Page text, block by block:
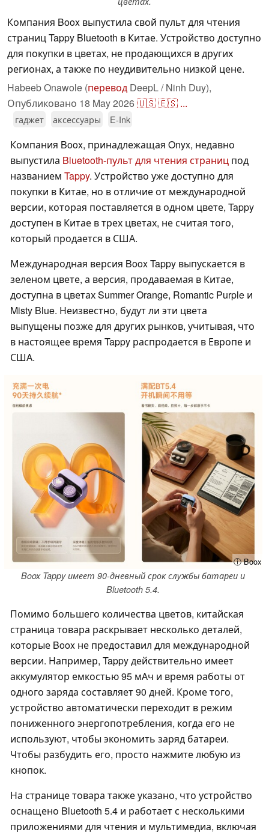
Компания Boox выпустила свой пульт для чтения
страниц Tappy Bluetooth в Китае. Устройство доступно
для покупки в цветах, не продающихся в других
регионах, а также по неудивительно низкой цене.
Habeeb Onawole (перевод DeepL / Ninh Duy),
Опубликовано 18 May 2026🇺🇸🇪🇸 ...
гаджет аксессуары E-Ink
Компания Boox, принадлежащая Onyx, недавно
выпустила Bluetooth-пульт для чтения страниц под
названием Tappy. Устройство уже доступно для
покупки в Китае, но в отличие от международной
версии, которая поставляется в одном цвете, Tappy
доступен в Китае в трех цветах, не считая того,
который продается в США.
Международная версия Boox Tappy выпускается в
зеленом цвете, а версия, продаваемая в Китае,
доступна в цветах Summer Orange, Romantic Purple и
Misty Blue. Неизвестно, будут ли эти цвета
выпущены позже для других рынков, учитывая, что
в настоящее время Tappy распродается в Европе и
США.
ⓘ Boox
Boox Tappy имеет 90-дневный срок службы батареи и
Bluetooth 5.4.
Помимо большего количества цветов, китайская
страница товара раскрывает несколько деталей,
которые Boox не предоставил для международной
версии. Например, Tappy действительно имеет
аккумулятор емкостью 95 мАч и время работы от
одного заряда составляет 90 дней. Кроме того,
устройство автоматически переходит в режим
пониженного энергопотребления, когда его не
используют, чтобы экономить заряд батареи.
Чтобы разбудить его, просто нажмите любую из
кнопок.
На странице товара также указано, что устройство
оснащено Bluetooth 5.4 и работает с несколькими
приложениями для чтения и мультимедиа, включая